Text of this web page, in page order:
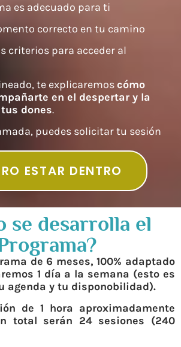
es adecuado para ti
correcto en tu camino
criterios para acceder al
te explicaremos cómo
en el despertar y la
dones.
puedes solicitar tu sesión
ESTAR DENTRO
se desarrolla el
de 6 meses, 100% adaptado
1 día a la semana (esto es
agenda y tu disponobilidad).
de 1 hora aproximadamente
total serán 24 sesiones (240